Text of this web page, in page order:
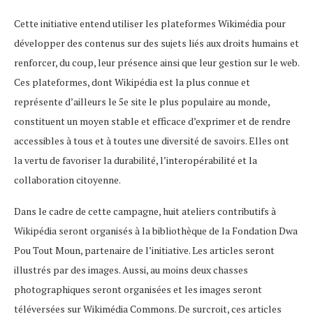
Cette initiative entend utiliser les plateformes Wikimédia pour
développer des contenus sur des sujets liés aux droits humains et
renforcer, du coup, leur présence ainsi que leur gestion sur le web.
Ces plateformes, dont Wikipédia est la plus connue et
représente d’ailleurs le 5e site le plus populaire au monde,
constituent un moyen stable et efficace d’exprimer et de rendre
accessibles à tous et à toutes une diversité de savoirs. Elles ont
la vertu de favoriser la durabilité, l’interopérabilité et la
collaboration citoyenne.
Dans le cadre de cette campagne, huit ateliers contributifs à
Wikipédia seront organisés à la bibliothèque de la Fondation Dwa
Pou Tout Moun, partenaire de l’initiative. Les articles seront
illustrés par des images. Aussi, au moins deux chasses
photographiques seront organisées et les images seront
téléversées sur Wikimédia Commons. De surcroit, ces articles